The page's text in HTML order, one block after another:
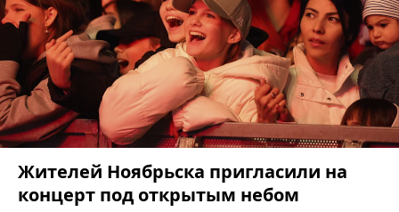
Жителей Ноябрьска пригласили на
концерт под открытым небом